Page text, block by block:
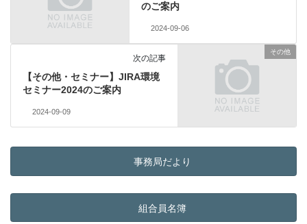
のご案内
2024-09-06
その他
次の記事
【その他・セミナー】JIRA環境
セミナー2024のご案内
2024-09-09
事務局だより
組合員名簿